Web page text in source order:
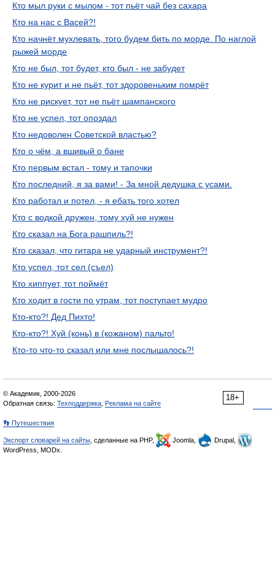
Кто мыл руки с мылом - тот пьёт чай без сахара
Кто на нас с Васей?!
Кто начнёт мухлевать, того будем бить по морде. По наглой
рыжей морде
Кто не был, тот будет, кто был - не забудет
Кто не курит и не пьёт, тот здоровеньким помрёт
Кто не рискует, тот не пьёт шампанского
Кто не успел, тот опоздал
Кто недоволен Советской властью?
Кто о чём, а вшивый о бане
Кто первым встал - тому и тапочки
Кто последний, я за вами! - За мной дедушка с усами.
Кто работал и потел, - я ебать того хотел
Кто с водкой дружен, тому хуй не нужен
Кто сказал на Бога рашпиль?!
Кто сказал, что гитара не ударный инструмент?!
Кто успел, тот сел (съел)
Кто хиппует, тот поймёт
Кто ходит в гости по утрам, тот поступает мудро
Кто-кто?! Дед Пихто!
Кто-кто?! Хуй (конь) в (кожаном) пальто!
Кто-то что-то сказал или мне послышалось?!
18+
© Академик, 2000-2026
Обратная связь: Техподдержка Реклама на сайте
👣 Путешествия
Экспорт словарей на сайты , сделанные на PHP, Joomla,
Drupal,
WordPress, MODx.